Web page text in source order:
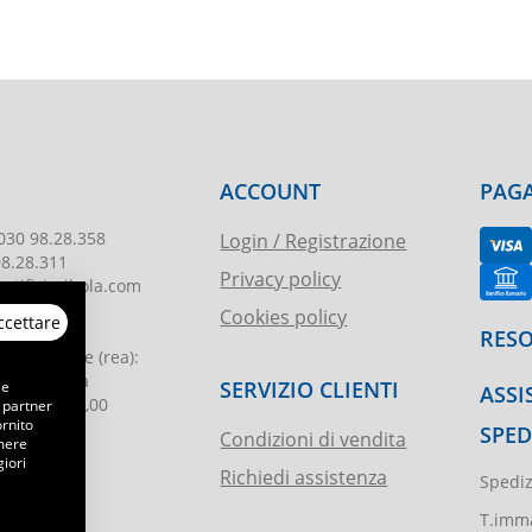
98.28.358
imprese (rea):
di Brescia
:€ 51.000,00
ACCOUNT
Login / Registrazione
Privacy policy
Cookies policy
SERVIZIO CLIENTI
Condizioni di vendita
Richiedi assistenza
partner